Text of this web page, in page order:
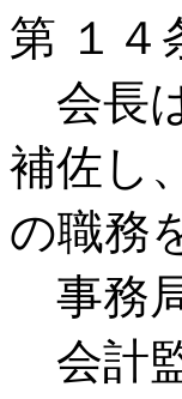
第 １
会長
補佐し
の職務
事務
会計